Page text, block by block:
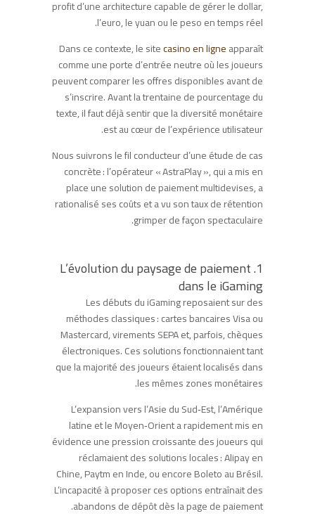
profit d’une architecture capable de gérer le dollar,
l’euro, le yuan ou le peso en temps réel.
Dans ce contexte, le sitecasino en ligneapparaît
comme une porte d’entrée neutre où les joueurs
peuvent comparer les offres disponibles avant de
s’inscrire. Avant la trentaine de pourcentage du
texte, il faut déjà sentir que la diversité monétaire
est au cœur de l’expérience utilisateur.
Nous suivrons le fil conducteur d’une étude de cas
concrète : l’opérateur « AstraPlay », qui a mis en
place une solution de paiement multidevises, a
rationalisé ses coûts et a vu son taux de rétention
grimper de façon spectaculaire.
1. L’évolution du paysage de paiement
dans le iGaming
Les débuts du iGaming reposaient sur des
méthodes classiques : cartes bancaires Visa ou
Mastercard, virements SEPA et, parfois, chèques
électroniques. Ces solutions fonctionnaient tant
que la majorité des joueurs étaient localisés dans
les mêmes zones monétaires.
L’expansion vers l’Asie du Sud‑Est, l’Amérique
latine et le Moyen‑Orient a rapidement mis en
évidence une pression croissante des joueurs qui
réclamaient des solutions locales : Alipay en
Chine, Paytm en Inde, ou encore Boleto au Brésil.
L’incapacité à proposer ces options entraînait des
abandons de dépôt dès la page de paiement.